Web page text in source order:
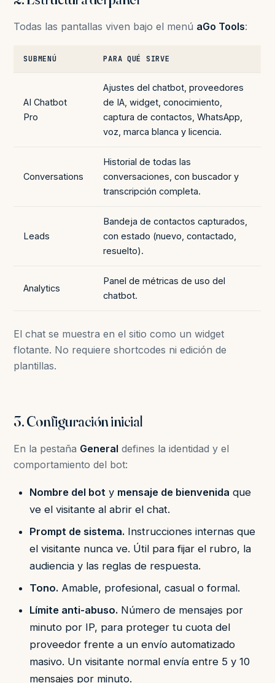
Todas las pantallas viven bajo el menú aGo Tools:
SUBMENÚ PARA QUÉ SIRVE
AI Chatbot
Pro
Ajustes del chatbot, proveedores
de IA, widget, conocimiento,
captura de contactos, WhatsApp,
voz, marca blanca y licencia.
Conversations
Historial de todas las
conversaciones, con buscador y
transcripción completa.
Leads
Bandeja de contactos capturados,
con estado (nuevo, contactado,
resuelto).
Analytics
Panel de métricas de uso del
chatbot.
El chat se muestra en el sitio como un widget
flotante. No requiere shortcodes ni edición de
plantillas.
3. Configuración inicial
En la pestaña General defines la identidad y el
comportamiento del bot:
Nombre del bot y mensaje de bienvenida que
ve el visitante al abrir el chat.
Prompt de sistema. Instrucciones internas que
el visitante nunca ve. Útil para fijar el rubro, la
audiencia y las reglas de respuesta.
Tono. Amable, profesional, casual o formal.
Límite anti-abuso. Número de mensajes por
minuto por IP, para proteger tu cuota del
proveedor frente a un envío automatizado
masivo. Un visitante normal envía entre 5 y 10
mensajes por minuto.